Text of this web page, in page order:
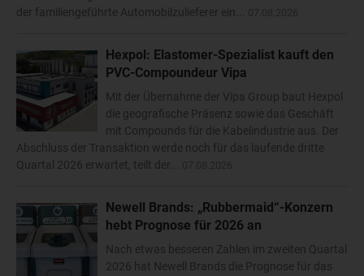
der familiengeführte Automobilzulieferer ein...
Hexpol: Elastomer-Spezialist kauft den
PVC-Compoundeur Vipa
Mit der Übernahme der Vipa Group baut Hexpol
die geografische Präsenz sowie das Geschäft
mit Compounds für die Kabelindustrie aus. Der
Abschluss der Transaktion werde noch für das laufende dritte
Quartal 2026 erwartet, teilt der...
Newell Brands: „Rubbermaid“-Konzern
hebt Prognose für 2026 an
Nach etwas besseren Zahlen im zweiten Quartal
2026 hat Newell Brands die Prognose für das